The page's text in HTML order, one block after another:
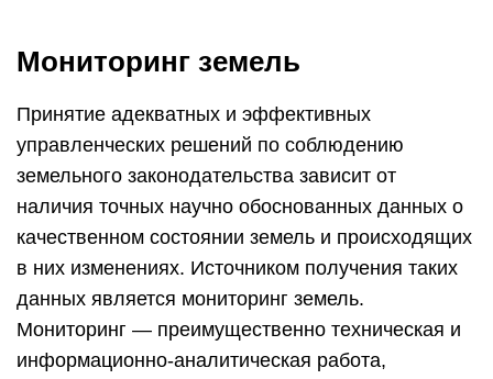
Мониторинг земель
Принятие адекватных и эффективных
управленческих решений по соблюдению
земельного законодательства зависит от
наличия точных научно обоснованных данных о
качественном состоянии земель и происходящих
в них изменениях. Источником получения таких
данных является мониторинг земель.
Мониторинг — преимущественно техническая и
информационно-аналитическая работа,